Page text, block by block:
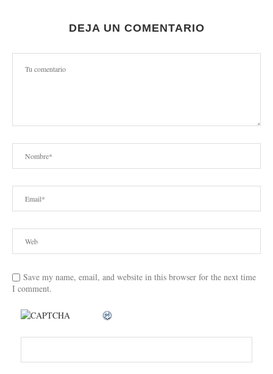
DEJA UN COMENTARIO
Save my name, email, and website in this browser for the next time
I comment.